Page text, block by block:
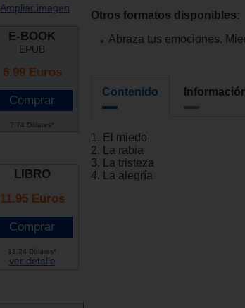
Ampliar imagen
E-BOOK
EPUB
6.99 Euros
7.74 Dólares*
LIBRO
11.95 Euros
13.24 Dólares*
ver detalle
Otros formatos disponibles:
Abraza tus emociones.
Contenido
1. El miedo
2. La rabia
3. La tristeza
4. La alegría